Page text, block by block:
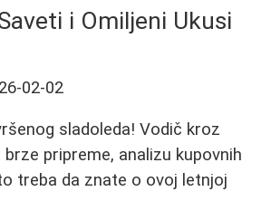
i Omiljeni Ukusi
02-02
sladoleda! Vodič kroz
pripreme, analizu kupovnih
treba da znate o ovoj letnjoj